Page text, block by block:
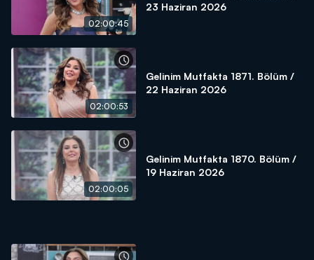
02:00:45
23 Haziran 2026
02:00:53
Gelinim Mutfakta 1871. Bölüm /
22 Haziran 2026
02:00:05
Gelinim Mutfakta 1870. Bölüm /
19 Haziran 2026